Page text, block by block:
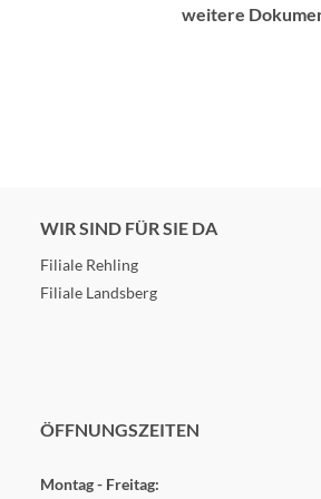
weitere
WIR SIND FÜR SIE DA
Filiale Rehling
Filiale Landsberg
ÖFFNUNGSZEITEN
Montag - Freitag: